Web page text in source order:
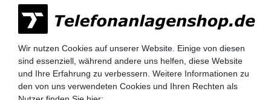
Nehmen Sie dazu einfach telefonisch oder per
Email Kontakt mit uns auf.
Siemens HiPath 3000 Telefonanlagen
Siemens HiPath 3350 / 3550
Siemens HiPath 3300 / 3500
Wir nutzen Cookies auf unserer Website. Einige von diesen
sind essenziell, während andere uns helfen, diese Website
und Ihre Erfahrung zu verbessern. Weitere Informationen zu
den von uns verwendeten Cookies und Ihren Rechten als